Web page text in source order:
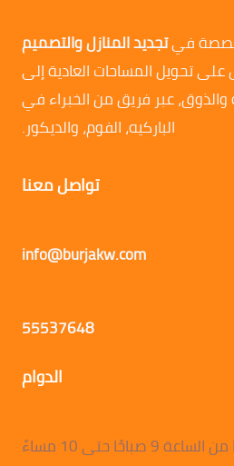
فيتجديد المنازل والتصميم
على تحويل المساحات العادية إلى
عبر فريق من الخبراء في
الباركيه، الفوم، والديكور.
تواصل معنا
info@burjakw.com
55537648
الدوام
صباحًا حتى 10 مساءً